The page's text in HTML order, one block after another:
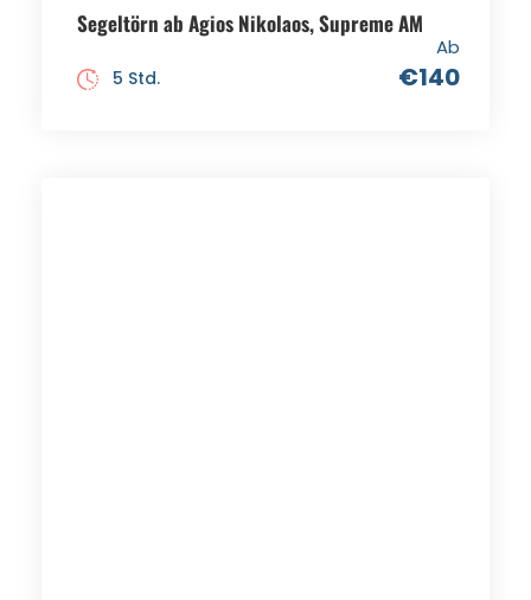
Segeltörn ab Agios Nikolaos, Supreme AM
Ab
€140
5 Std.